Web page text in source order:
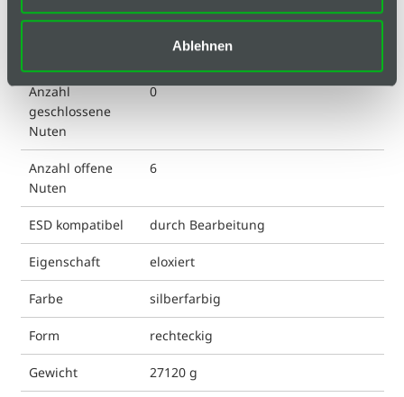
Ablehnen
Anzahl
geschlossene
Nuten
0
Anzahl offene
Nuten
6
ESD kompatibel durch Bearbeitung
Eigenschaft eloxiert
Farbe silberfarbig
Form rechteckig
Gewicht 27120 g